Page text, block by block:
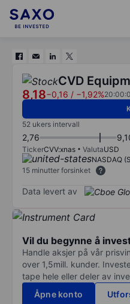
CVD
8,18−0,16 / −1,92%
52 ukers intervall
2,76
TickerCVV:xnas ValutaUSD
NASDAQ
15 minutter forsinket
Data levert av
Vil du begynne å
Handle aksjer på vår
over 1,5mill. kunder.
tape hele eller deler av
Åpne konto